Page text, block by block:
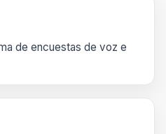
de encuestas de voz e